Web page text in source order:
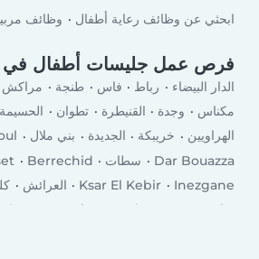
ابحثي عن وظائف رعاية أطفال وظائف
فرص عمل جليسات أطفال في
الدار البيضاء رباط فاس طنجة مراكش
مكناس
وجدة القنيطرة تطوان الحسيمة
الهراويين
خريبكة الجديدة بني ملال
Dar Bouazza
سطات Berrechid
Inezgane
Ksar El Kebir العرائش
Taourirt
Bouskoura وادي زم